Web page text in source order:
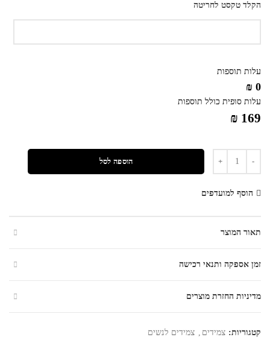
הקלד טקסט לחריטה
עלות תוספות
0 ₪
עלות סופית כולל תוספות
169 ₪
הוספה לסל
הוסף למועדפים
תאור המוצר
זמן אספקה ותנאי רכישה
מדיניות החזרת מוצרים
קטגוריות: צמידים , צמידים לנשים